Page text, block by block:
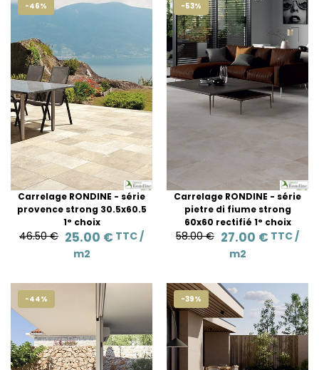
-46%
Carrelage RONDINE - série
provence strong 30.5x60.5
1° choix
46.50 € 25.00 € TTC /
m2
-53%
Carrelage RONDINE - série
pietre di fiume strong
60x60 rectifié 1° choix
58.00 € 27.00 € TTC /
m2
-44% -39%